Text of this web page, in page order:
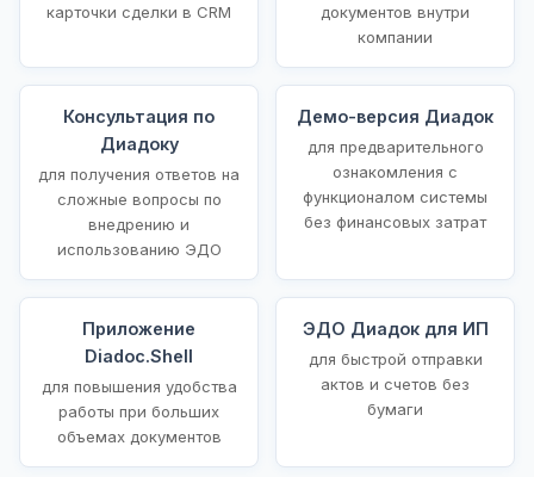
карточки сделки в CRM
документов внутри
компании
Консультация по
Диадоку
для получения ответов на
сложные вопросы по
внедрению и
использованию ЭДО
Демо-версия Диадок
для предварительного
ознакомления с
функционалом системы
без финансовых затрат
Приложение
Diadoc.Shell
для повышения удобства
работы при больших
объемах документов
ЭДО Диадок для ИП
для быстрой отправки
актов и счетов без
бумаги